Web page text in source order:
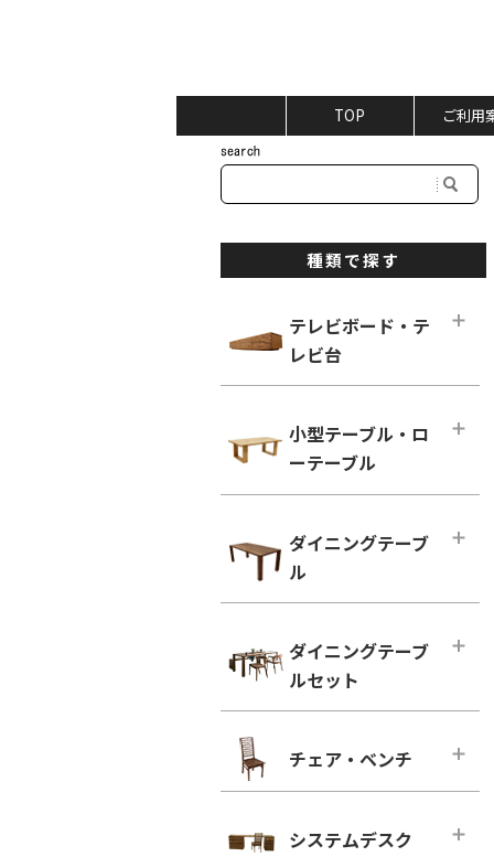
TOP ご利用
種類で探す
テレビボード・テ
レビ台
ロータイプ テレビボード
ハイタイプ テレビボード
幅100cm未満
幅100cm～150cm未満
幅150cm～200cm未満
幅200cm～300cm未満
幅300cm以上
ウォールナット
ブラックチェリー
ホワイトオーク
小型テーブル・ロ
ーテーブル
幅100cm未満
幅100cm以上
引き出し付きタイプ
ウォールナット
ホワイトオーク
ホワイトアッシュ
ダイニングテーブ
ル
幅100cm～150cm未満
幅150cm～200cm未満
2人用
4人用
6人用
ダイニングテーブ
ルセット
凛／RIN
ブラックチェリー
チェア・ベンチ
ダイニングチェア
システムデスク